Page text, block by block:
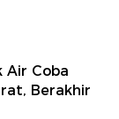
Air Coba
Berakhir